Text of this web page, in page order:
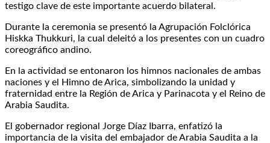
testigo clave de este importante acuerdo bilateral.
Durante la ceremonia se presentó la Agrupación Folclórica
Hiskka Thukkuri, la cual deleitó a los presentes con un cuadro
coreográfico andino.
En la actividad se entonaron los himnos nacionales de ambas
naciones y el Himno de Arica, simbolizando la unidad y
fraternidad entre la Región de Arica y Parinacota y el Reino de
Arabia Saudita.
El gobernador regional Jorge Díaz Ibarra, enfatizó la
importancia de la visita del embajador de Arabia Saudita a la